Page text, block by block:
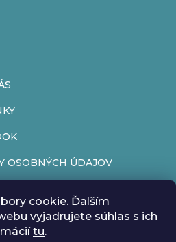
cookie. Ďalším
vyjadrujete súhlas s ich
tu.
OSOBNÝCH ÚDAJOV